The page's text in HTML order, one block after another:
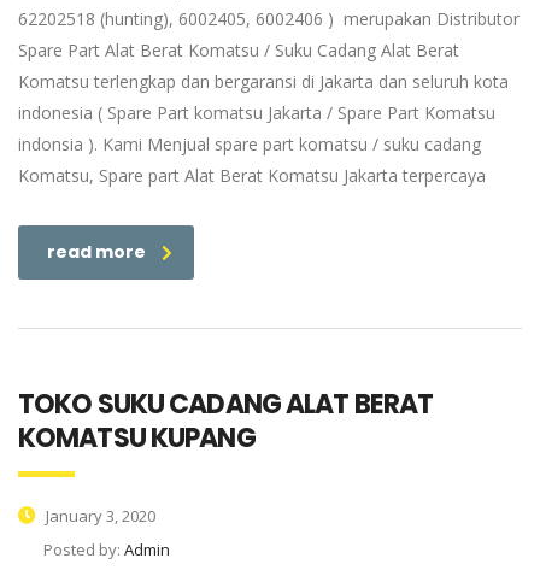
62202518 (hunting), 6002405, 6002406 ) merupakan Distributor
Spare Part Alat Berat Komatsu / Suku Cadang Alat Berat
Komatsu terlengkap dan bergaransi di Jakarta dan seluruh kota
indonesia ( Spare Part komatsu Jakarta / Spare Part Komatsu
indonsia ). Kami Menjual spare part komatsu / suku cadang
Komatsu, Spare part Alat Berat Komatsu Jakarta terpercaya
read more
TOKO SUKU CADANG ALAT BERAT
KOMATSU KUPANG
January 3, 2020
Posted by: Admin